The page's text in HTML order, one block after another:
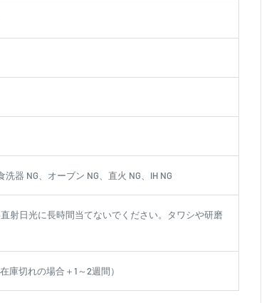
洗器 NG、オーブン NG、直火 NG、IH NG
射日光に長時間当てないでください。タワシや研磨
庫切れの場合＋1～2週間）